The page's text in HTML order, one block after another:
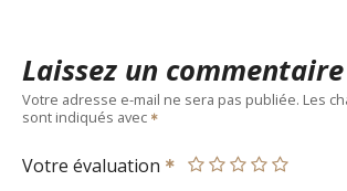
Laissez un commentaire
Votre adresse e-mail ne sera pas publiée. Les
sont indiqués avec
Votre évaluation